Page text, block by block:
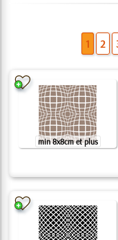
1 2
min 8x8cm et plus